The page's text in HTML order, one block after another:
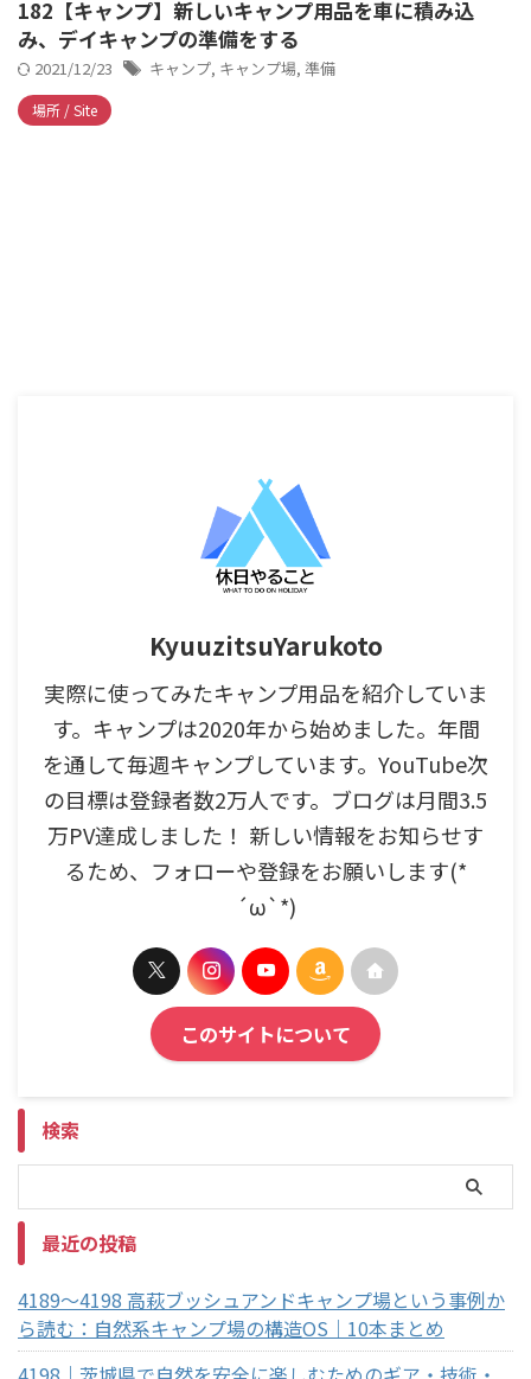
182【キャンプ】新しいキャンプ用品を車に積み込
み、デイキャンプの準備をする
2021/12/23 キャンプ, キャンプ場, 準備
場所 / Site
KyuuzitsuYarukoto
実際に使ってみたキャンプ用品を紹介していま
す。キャンプは2020年から始めました。年間
を通して毎週キャンプしています。YouTube次
の目標は登録者数2万人です。ブログは月間3.5
万PV達成しました！ 新しい情報をお知らせす
るため、フォローや登録をお願いします(*
´ω`*)
このサイトについて
検索
最近の投稿
4189～4198 高萩ブッシュアンドキャンプ場という事例か
ら読む：自然系キャンプ場の構造OS｜10本まとめ